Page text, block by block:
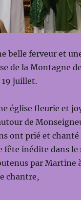
belle ferveur et
de la Montagne
19 juillet.
église fleurie et
de
ont prié et chanté
fête inédite dans le
par Martine
chantre,